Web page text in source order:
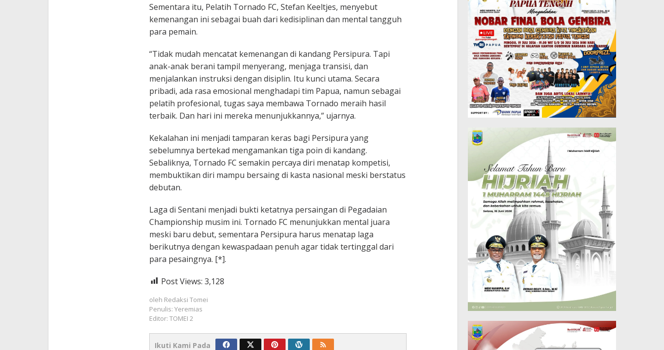
Sementara itu, Pelatih Tornado FC, Stefan Keeltjes, menyebut
kemenangan ini sebagai buah dari kedisiplinan dan mental tangguh
para pemain.
“Tidak mudah mencatat kemenangan di kandang Persipura. Tapi
anak-anak berani tampil menyerang, menjaga transisi, dan
menjalankan instruksi dengan disiplin. Itu kunci utama. Secara
pribadi, ada rasa emosional menghadapi tim Papua, namun sebagai
pelatih profesional, tugas saya membawa Tornado meraih hasil
terbaik. Dan hari ini mereka menunjukkannya,” ujarnya.
Kekalahan ini menjadi tamparan keras bagi Persipura yang
sebelumnya bertekad mengamankan tiga poin di kandang.
Sebaliknya, Tornado FC semakin percaya diri menatap kompetisi,
membuktikan diri mampu bersaing di kasta nasional meski berstatus
debutan.
Laga di Sentani menjadi bukti ketatnya persaingan di Pegadaian
Championship musim ini. Tornado FC menunjukkan mental juara
meski baru debut, sementara Persipura harus menatap laga
berikutnya dengan kewaspadaan penuh agar tidak tertinggal dari
para pesaingnya. [*].
Post Views: 3,128
oleh Redaksi Tomei
Penulis: Yeremias
Editor: TOMEI 2
Ikuti Kami Pada